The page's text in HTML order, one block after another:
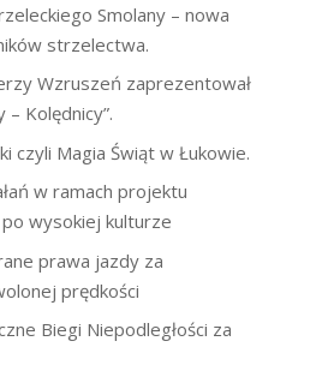
Smolany – nowa
strzelectwa.
Wzruszeń zaprezentował
Kolędnicy”.
czyli Magia Świąt w Łukowie.
w ramach projektu
wysokiej kulturze
prawa jazdy za
prędkości
Biegi Niepodległości za